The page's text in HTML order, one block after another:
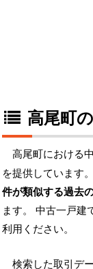
高尾町
高尾町における
を提供しています。
件が類似する過去
ます。 中古一戸建
利用ください。
検索した取引デ